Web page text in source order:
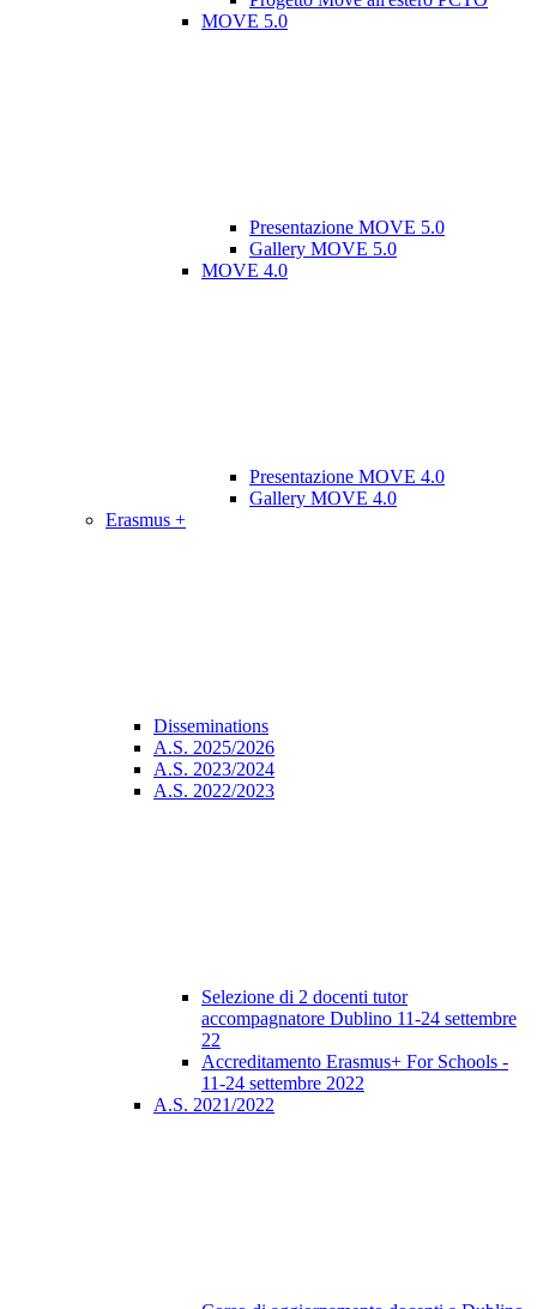
MOVE 5.0
Presentazione MOVE 5.0
Gallery MOVE 5.0
MOVE 4.0
Presentazione MOVE 4.0
Gallery MOVE 4.0
Erasmus +
Disseminations
A.S. 2025/2026
A.S. 2023/2024
A.S. 2022/2023
Selezione di 2 docenti tutor
accompagnatore Dublino 11-24 settembre
22
Accreditamento Erasmus+ For Schools -
11-24 settembre 2022
A.S. 2021/2022